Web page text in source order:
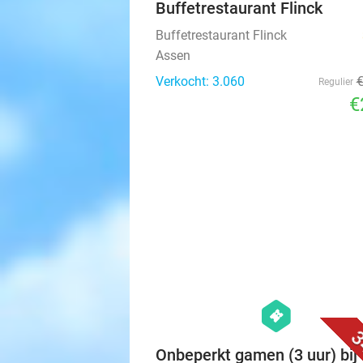
Buffetrestaurant Flinck
Buffetrestaurant Flinck
Assen
Verkocht: 3.060
Regulier
hexagon
events
Onbeperkt gamen (3 uur) bij